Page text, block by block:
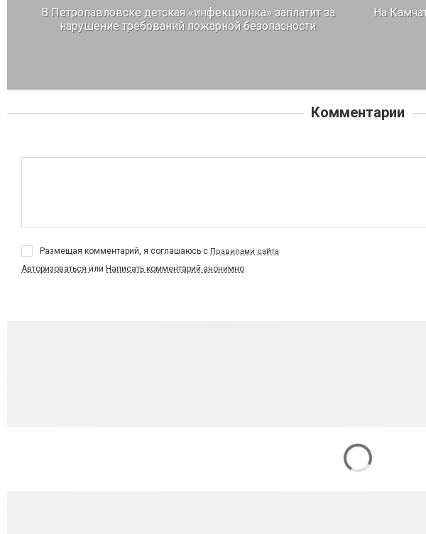
В Петропавловске детская «инфекционка» заплатит за
нарушение требований пожарной безопасности
На
Комментарии
Размещая комментарий, я соглашаюсь с Правилами сайта
Авторизоваться или Написать комментарий анонимно